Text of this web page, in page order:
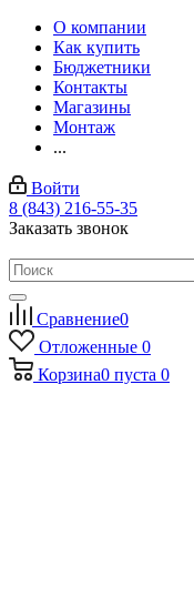
О компании
Как купить
Бюджетники
Контакты
Магазины
Монтаж
...
Войти
8 (843) 216-55-35
Заказать звонок
Сравнение0
Отложенные 0
Корзина0 пуста 0